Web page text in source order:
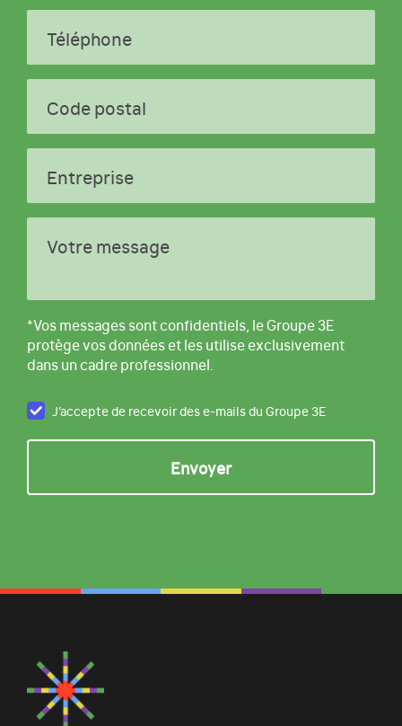
Téléphone
Code postal
Entreprise
Votre message
*Vos messages sont confidentiels, le Groupe 3E
protège vos données et les utilise exclusivement
dans un cadre professionnel.
J’accepte de recevoir des e-mails du Groupe 3E